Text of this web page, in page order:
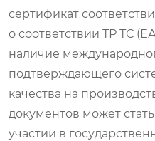
сертификат
о соответствии ТР ТС
наличие
подтверждающего
качества на
документов может
участии в